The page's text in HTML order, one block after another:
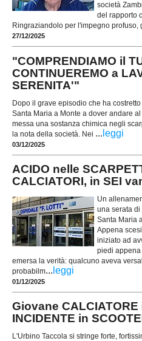
società
del rapporto
Ringraziandolo per l'impegno profuso,
27/12/2025
"COMPRENDIAMO il
CONTINUEREMO a
SERENITA'"
Dopo il grave episodio che ha
Santa Maria a Monte a dover andare
messa una sostanza chimica negli
la nota della società. Nei ... leggi
03/12/2025
ACIDO nelle
CALCIATORI, in SEI
Un
una serata
Santa Maria
Appena
iniziato ad
piedi appena
emersa la verità: qualcuno aveva
probabilm... leggi
01/12/2025
Giovane
INCIDENTE in
L'Urbino Taccola si stringe forte,